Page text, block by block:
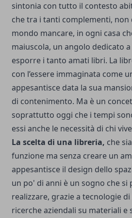
sintonia con tutto il contesto
che tra i tanti complementi, non
mondo mancare, in ogni casa
maiuscola, un angolo dedicato
esporre i tanto amati libri. La
con l’essere immaginata come
appesantisce data la sua
di contenimento. Ma è un
soprattutto oggi che i tempi
essi anche le necessità di chi
La scelta di una libreria, che
funzione ma senza creare un
appesantisce il design dello
un po' di anni è un sogno che si
realizzare, grazie a tecnologie
ricerche aziendali su materiali